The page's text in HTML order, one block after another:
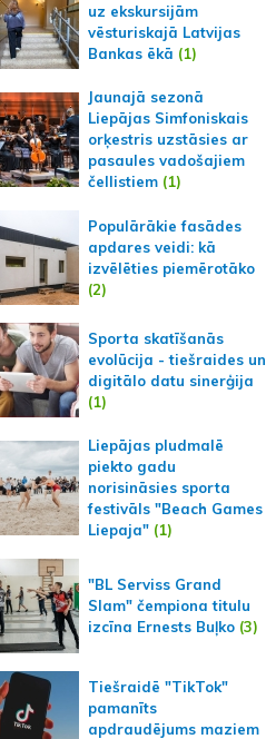
uz ekskursijām
vēsturiskajā Latvijas
Bankas ēkā (1)
Jaunajā sezonā
Liepājas Simfoniskais
orķestris uzstāsies ar
pasaules vadošajiem
čellistiem (1)
Populārākie fasādes
apdares veidi: kā
izvēlēties piemērotāko
(2)
Sporta skatīšanās
evolūcija - tiešraides un
digitālo datu sinerģija
(1)
Liepājas pludmalē
piekto gadu
norisināsies sporta
festivāls "Beach Games
Liepaja" (1)
"BL Serviss Grand
Slam" čempiona titulu
izcīna Ernests Buļko (3)
Tiešraidē "TikTok"
pamanīts
apdraudējums maziem